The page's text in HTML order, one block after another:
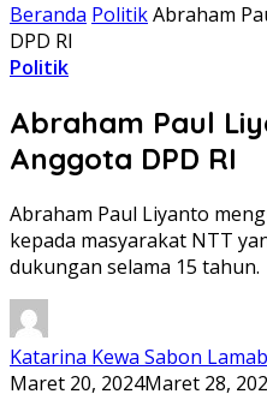
Beranda PolitikAbraham
DPD RI
Politik
Abraham Paul
Anggota DPD RI
Abraham Paul Liyanto
kepada masyarakat NTT
dukungan selama 15 tahun.
Katarina Kewa Sabon
Maret 20, 2024Maret 28,